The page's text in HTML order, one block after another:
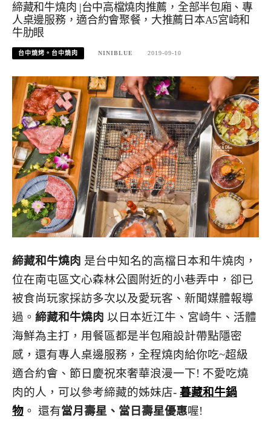
締藏和牛燒肉 |台中高檔燒肉推薦，全部半包廂、專
人桌邊服務，適合約會聚餐，大推薦日本A5宮崎和
牛肋眼
台中燒烤。台中燒肉 NINIBLUE 2019-09-10
締藏和牛燒肉 是台中知名的高檔日本和牛燒肉，
位在南屯區文心森林公園附近的小巷弄中，卻已
被食尚玩家採訪多次以及愛玩客、新聞媒體報導
過。 締藏和牛燒肉 以日本近江牛、宮崎牛、活體
海鮮為主打，用餐區都是半包廂設計帶點隱密
感，還有專人桌邊服務，全程燒肉給你吃~超級
適合約會、節日慶祝來奢華浪漫一下! 不愛吃燒
肉的人，可以參考締藏的姊妹店- 暮藏和牛鍋
物 。 還有當月壽星、當日壽星優惠喔!